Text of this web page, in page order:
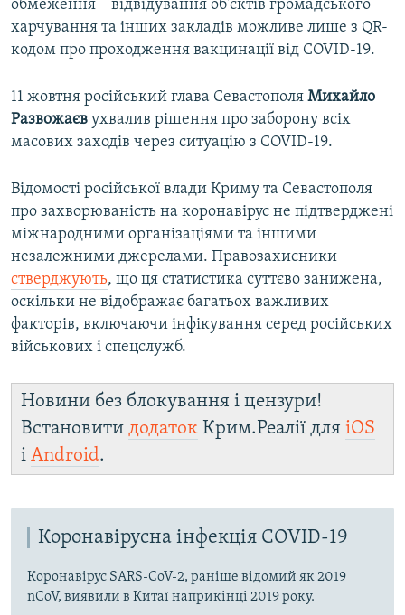
обмеження – відвідування об'єктів громадського
харчування та інших закладів можливе лише з QR-
кодом про проходження вакцинації від COVID-19.
11 жовтня російський глава Севастополя Михайло
Развожаєв ухвалив рішення про заборону всіх
масових заходів через ситуацію з COVID-19.
Відомості російської влади Криму та Севастополя
про захворюваність на коронавірус не підтверджені
міжнародними організаціями та іншими
незалежними джерелами. Правозахисники
стверджують, що ця статистика суттєво занижена,
оскільки не відображає багатьох важливих
факторів, включаючи інфікування серед російських
військових і спецслужб.
Новини без блокування і цензури!
Встановити додаток Крим.Реалії для iOS
і Android.
Коронавірусна інфекція COVID-19
Коронавірус SARS-CoV-2, раніше відомий як 2019
nCoV, виявили в Китаї наприкінці 2019 року.